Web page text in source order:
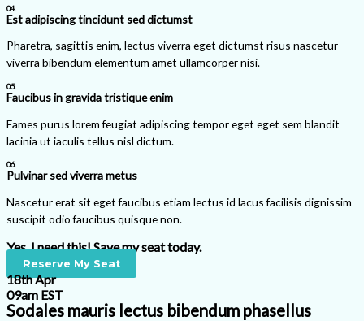
04.
Est adipiscing tincidunt sed dictumst
Pharetra, sagittis enim, lectus viverra eget dictumst risus nascetur
viverra bibendum elementum amet ullamcorper nisi.
05.
Faucibus in gravida tristique enim
Fames purus lorem feugiat adipiscing tempor eget eget sem blandit
lacinia ut iaculis tellus nisl dictum.
06.
Pulvinar sed viverra metus
Nascetur erat sit eget faucibus etiam lectus id lacus facilisis dignissim
suscipit odio faucibus quisque non.
Yes, I need this! Save my seat today.
Reserve My Seat
18th Apr
09am EST
Sodales mauris lectus bibendum phasellus